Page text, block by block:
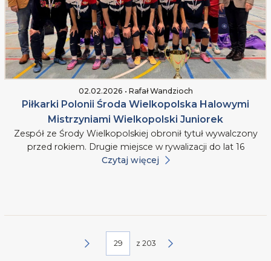
02.02.2026 • Rafał Wandzioch
Piłkarki Polonii Środa Wielkopolska Halowymi
Mistrzyniami Wielkopolski Juniorek
Zespół ze Środy Wielkopolskiej obronił tytuł wywalczony
przed rokiem. Drugie miejsce w rywalizacji do lat 16
Czytaj więcej
z 203